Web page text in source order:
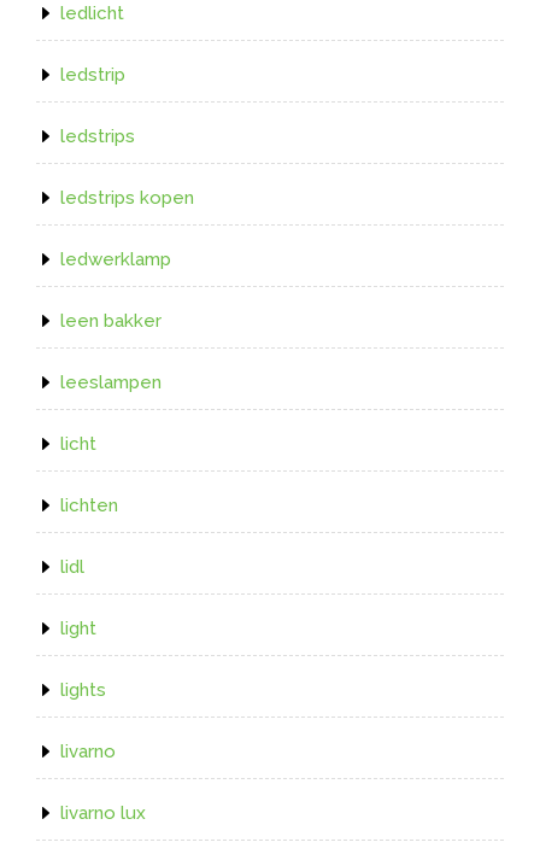
ledlicht
ledstrip
ledstrips
ledstrips kopen
ledwerklamp
leen bakker
leeslampen
licht
lichten
lidl
light
lights
livarno
livarno lux